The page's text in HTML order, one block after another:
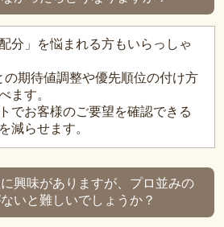
分」を悩まれる方もいらっしゃ
期待値調整や優先順位の付け方
ます。
でお客様のご要望を確認できる
減らせます。
興味がありますが、プロ並みの
いと難しいでしょうか？